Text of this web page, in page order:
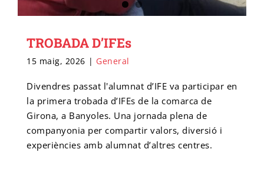
TROBADA D’IFEs
15 maig, 2026 | General
Divendres passat l'alumnat d’IFE va participar en
la primera trobada d’IFEs de la comarca de
Girona, a Banyoles. Una jornada plena de
companyonia per compartir valors, diversió i
experiències amb alumnat d’altres centres.